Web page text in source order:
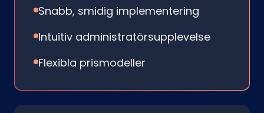
Snabb, smidig implementering
Intuitiv administratörsupplevelse
Flexibla prismodeller